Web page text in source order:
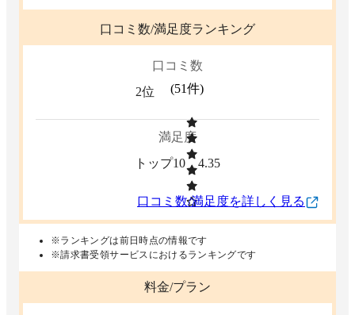
口コミ数/満足度ランキング
口コミ数
2位
(51件)
満足度
トップ10
4.35
口コミ数/満足度を詳しく見る
※ランキングは前日時点の情報です
※請求書受領サービスにおけるランキングです
料金/プラン